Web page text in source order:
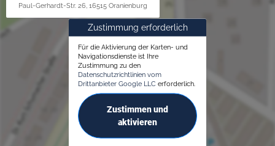
Paul-Gerhardt-Str. 26, 16515 Oranienburg
Zustimmung erforderlich
Für die Aktivierung der Karten- und
Navigationsdienste ist Ihre
Zustimmung zu den
Datenschutzrichtlinien vom
Drittanbieter Google LLC erforderlich.
Zustimmen und
aktivieren